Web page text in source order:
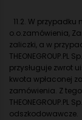
11.2. W przypadku
o.o.zamówienia,
zaliczki, a w
przysługuje zwrot
kwota wpłaconej
zamówienia. Z
odszkodowawcze.